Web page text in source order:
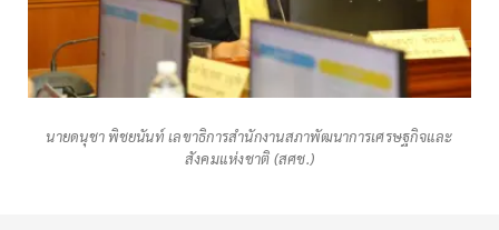
นายดนุชา พิชยนันท์ เลขาธิการสำนักงานสภาพัฒนาการเศรษฐกิจและ
สังคมแห่งชาติ (สศช.)